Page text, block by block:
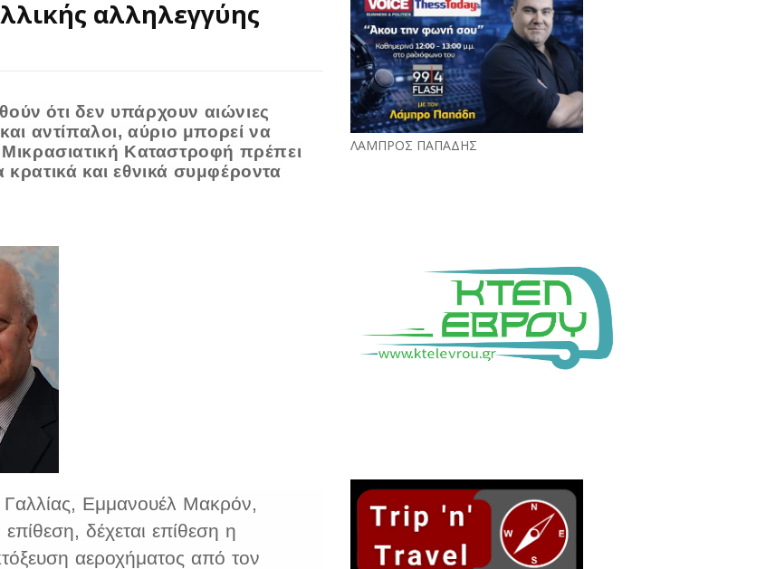
αλληλεγγύης
ότι δεν υπάρχουν αιώνιες
αντίπαλοι, αύριο μπορεί να
Μικρασιατική Kαταστροφή πρέπει
και εθνικά συμφέροντα
Εμμανουέλ Μακρόν,
δέχεται επίθεση η
αεροχήματος από τον
ΛΑΜΠΡΟΣ ΠΑΠΑΔΗΣ